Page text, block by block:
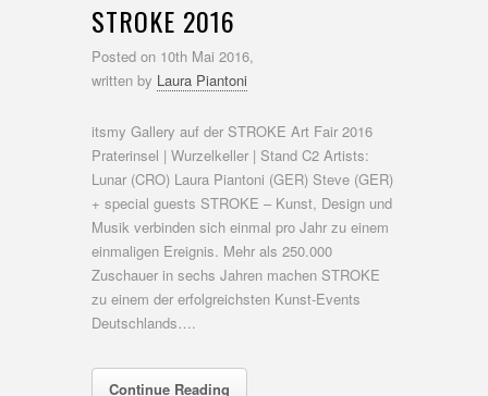
STROKE 2016
Posted on 10th Mai 2016,
written by Laura Piantoni
itsmy Gallery auf der STROKE Art Fair 2016
Praterinsel | Wurzelkeller | Stand C2 Artists:
Lunar (CRO) Laura Piantoni (GER) Steve (GER)
+ special guests STROKE – Kunst, Design und
Musik verbinden sich einmal pro Jahr zu einem
einmaligen Ereignis. Mehr als 250.000
Zuschauer in sechs Jahren machen STROKE
zu einem der erfolgreichsten Kunst-Events
Deutschlands….
Continue Reading